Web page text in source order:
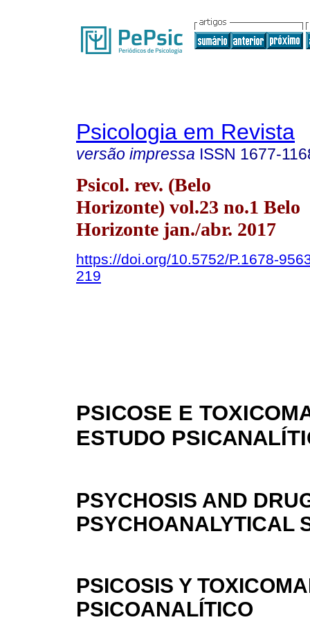
Psicologia em Revista
versão impressa ISSN 1677-
Psicol. rev. (Belo
Horizonte) vol.23 no.1 Belo
Horizonte jan./abr. 2017
https://doi.org/10.5752/P.1678-
219
PSICOSE E
ESTUDO
PSYCHOSIS AND
PSYCHOANALYTICAL
PSICOSIS Y
PSICOANALÍTICO